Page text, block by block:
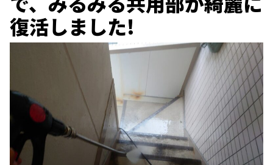
復活しました!